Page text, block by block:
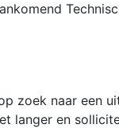
zoek naar een
langer en